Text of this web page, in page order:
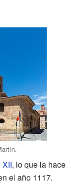
, lo que la hace
el año 1117.